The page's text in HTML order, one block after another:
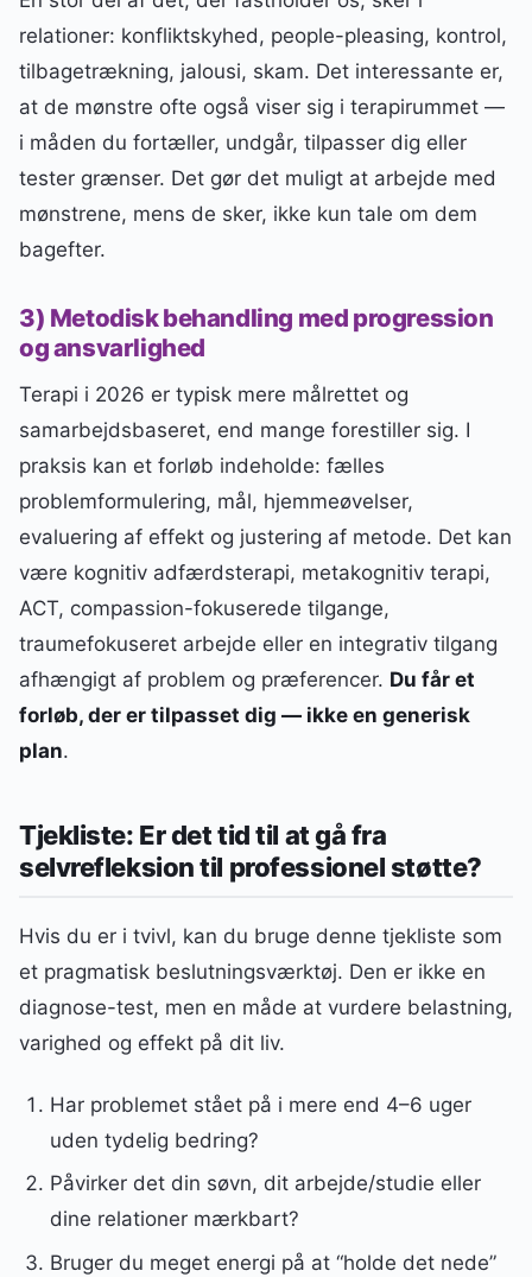
relationer: konfliktskyhed, people-pleasing, kontrol,
tilbagetrækning, jalousi, skam. Det interessante er,
at de mønstre ofte også viser sig i terapirummet —
i måden du fortæller, undgår, tilpasser dig eller
tester grænser. Det gør det muligt at arbejde med
mønstrene, mens de sker, ikke kun tale om dem
bagefter.
3) Metodisk behandling med progression
og ansvarlighed
Terapi i 2026 er typisk mere målrettet og
samarbejdsbaseret, end mange forestiller sig. I
praksis kan et forløb indeholde: fælles
problemformulering, mål, hjemmeøvelser,
evaluering af effekt og justering af metode. Det kan
være kognitiv adfærdsterapi, metakognitiv terapi,
ACT, compassion-fokuserede tilgange,
traumefokuseret arbejde eller en integrativ tilgang
afhængigt af problem og præferencer. Du får et
forløb, der er tilpasset dig — ikke en generisk
plan.
Tjekliste: Er det tid til at gå fra
selvrefleksion til professionel støtte?
Hvis du er i tvivl, kan du bruge denne tjekliste som
et pragmatisk beslutningsværktøj. Den er ikke en
diagnose-test, men en måde at vurdere belastning,
varighed og effekt på dit liv.
Har problemet stået på i mere end 4–6 uger
uden tydelig bedring?
Påvirker det din søvn, dit arbejde/studie eller
dine relationer mærkbart?
Bruger du meget energi på at “holde det nede”